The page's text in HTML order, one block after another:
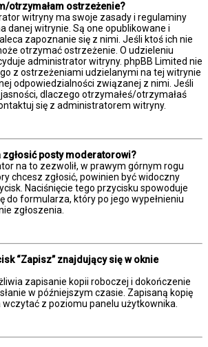
otrzymałam ostrzeżenie?
witryny ma swoje zasady i regulaminy
danej witrynie. Są one opublikowane i
zapoznanie się z nimi. Jeśli ktoś ich nie
otrzymać ostrzeżenie. O udzieleniu
administrator witryny. phpBB Limited nie
z ostrzeżeniami udzielanymi na tej witrynie
odpowiedzialności związanej z nimi. Jeśli
dlaczego otrzymałeś/otrzymałaś
się z administratorem witryny.
zgłosić posty moderatorowi?
na to zezwolił, w prawym górnym rogu
chcesz zgłosić, powinien być widoczny
Naciśnięcie tego przycisku spowoduje
do formularza, który po jego wypełnieniu
zgłoszenia.
“Zapisz” znajdujący się w oknie
zapisanie kopii roboczej i dokończenie
w późniejszym czasie. Zapisaną kopię
z poziomu panelu użytkownika.